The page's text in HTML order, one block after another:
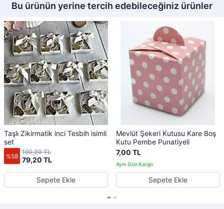
Bu ürünün yerine tercih edebileceğiniz ürünler
Taşlı Zikirmatik inci Tesbih isimli
set
%58 79,20 TL
190,30 TL
Sepete Ekle
Mevlüt Şekeri Kutusu Kare Boş
Kutu Pembe Punatiyeli
7,00 TL
Sepete Ekle